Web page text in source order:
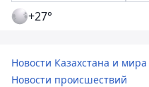
+27°
Новости Казахстана и мира
Новости происшествий